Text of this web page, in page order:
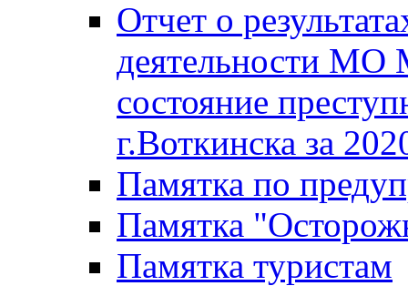
Отчет о
деятельности МО
состояние
г.Воткинска за
Памятка по
Памятка
Памятка туристам